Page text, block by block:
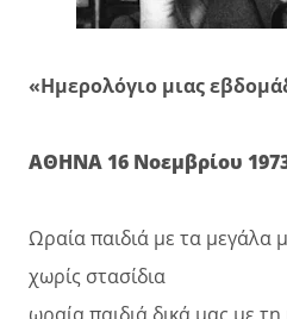
«Ημερολόγιο μιας
ΑΘΗΝΑ 16 Νοεμβρίου
Ωραία παιδιά με τα μεγάλα
χωρίς στασίδια